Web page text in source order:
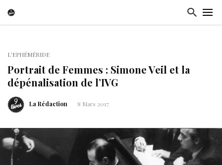
L'EPHÉMÉRIDE
Portrait de Femmes : Simone Veil et la
dépénalisation de l’IVG
La Rédaction 8 Mars 2017